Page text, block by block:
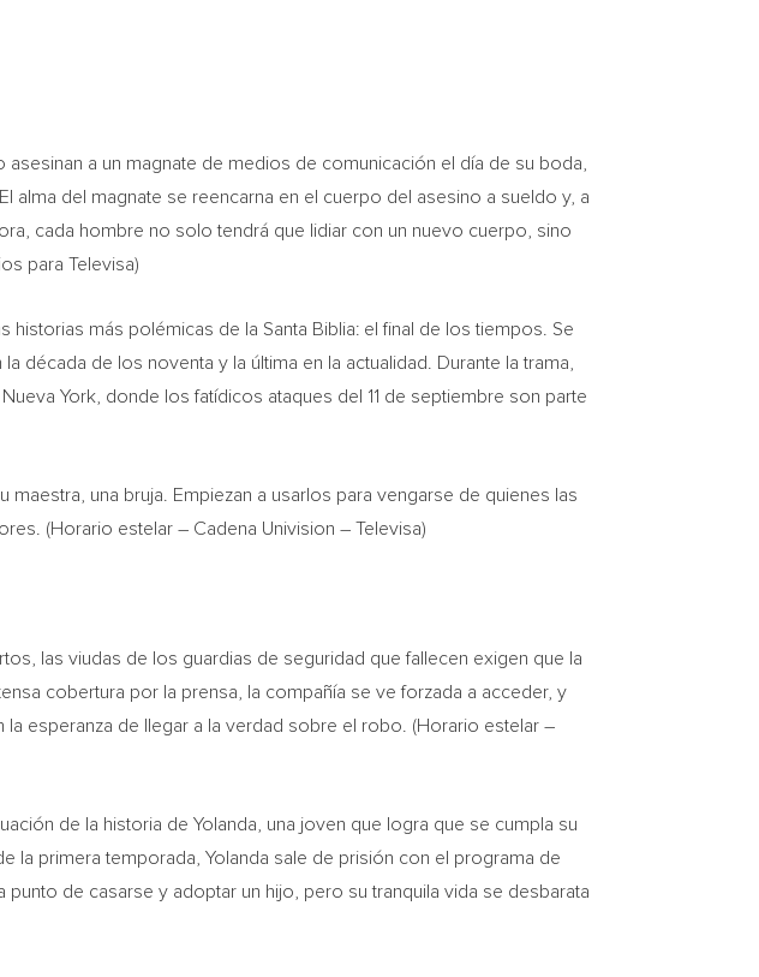
a un magnate de medios de comunicación el día de su boda,
alma del magnate se reencarna en el cuerpo del asesino a sueldo y, a
cada hombre no solo tendrá que lidiar con un nuevo cuerpo, sino
para Televisa)
más polémicas de la Santa Biblia: el final de los tiempos. Se
década de los noventa y la última en la actualidad.
Durante la trama,
Nueva York , donde los fatídicos ataques del 11 de septiembre son parte
una bruja. Empiezan a usarlos para vengarse de quienes las
(Horario estelar – Cadena Univision – Televisa)
las viudas de los guardias de seguridad que fallecen exigen que la
cobertura por la prensa, la compañía se ve forzada a acceder, y
la esperanza de llegar a la verdad sobre el robo. (Horario estelar –
de la historia de Yolanda, una joven que logra que se cumpla su
primera temporada, Yolanda sale de prisión con el programa de
de casarse y adoptar un hijo, pero su tranquila vida se desbarata